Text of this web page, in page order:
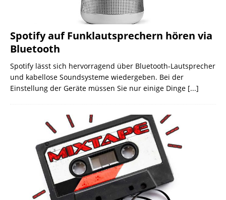
Spotify auf Funklautsprechern hören via
Bluetooth
Spotify lässt sich hervorragend über Bluetooth-Lautsprecher
und kabellose Soundsysteme wiedergeben. Bei der
Einstellung der Geräte müssen Sie nur einige Dinge [...]